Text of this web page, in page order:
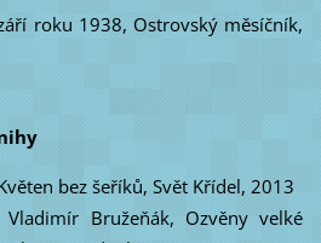
roku 1938, Ostrovský měsíčník,
bez šeříků, Svět Křídel, 2013
Vladimír Bružeňák, Ozvěny velké